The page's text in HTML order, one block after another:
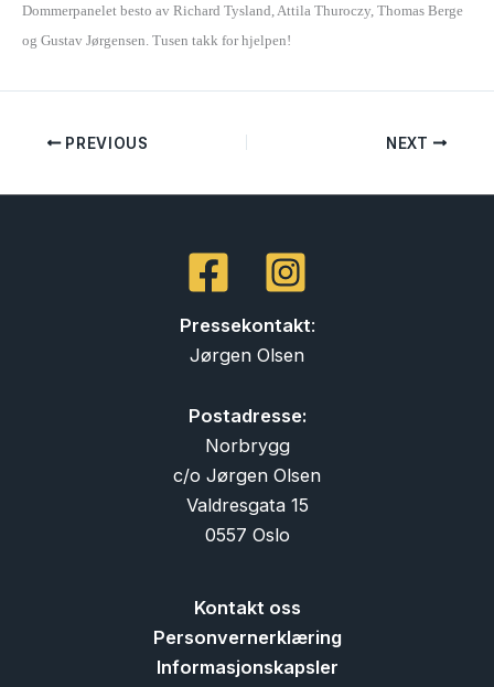
Dommerpanelet besto av Richard Tysland, Attila Thuroczy, Thomas Berge
og Gustav Jørgensen. Tusen takk for hjelpen!
PREVIOUS NEXT
Pressekontakt:
Jørgen Olsen
Postadresse:
Norbrygg
c/o Jørgen Olsen
Valdresgata 15
0557 Oslo
Kontakt oss
Personvernerklæring
Informasjonskapsler